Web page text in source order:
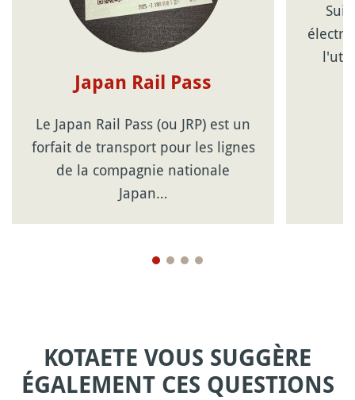
Japan Rail Pass
Le Japan Rail Pass (ou JRP) est un
forfait de transport pour les lignes
de la compagnie nationale
Japan…
KOTAETE VOUS SUGGÈRE
ÉGALEMENT CES QUESTIONS